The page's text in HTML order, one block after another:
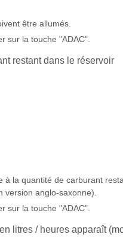
être allumés.
sur la touche "ADAC".
restant dans le réservoir
à la quantité de carburant
anglo-saxonne).
sur la touche "ADAC".
litres / heures apparaît